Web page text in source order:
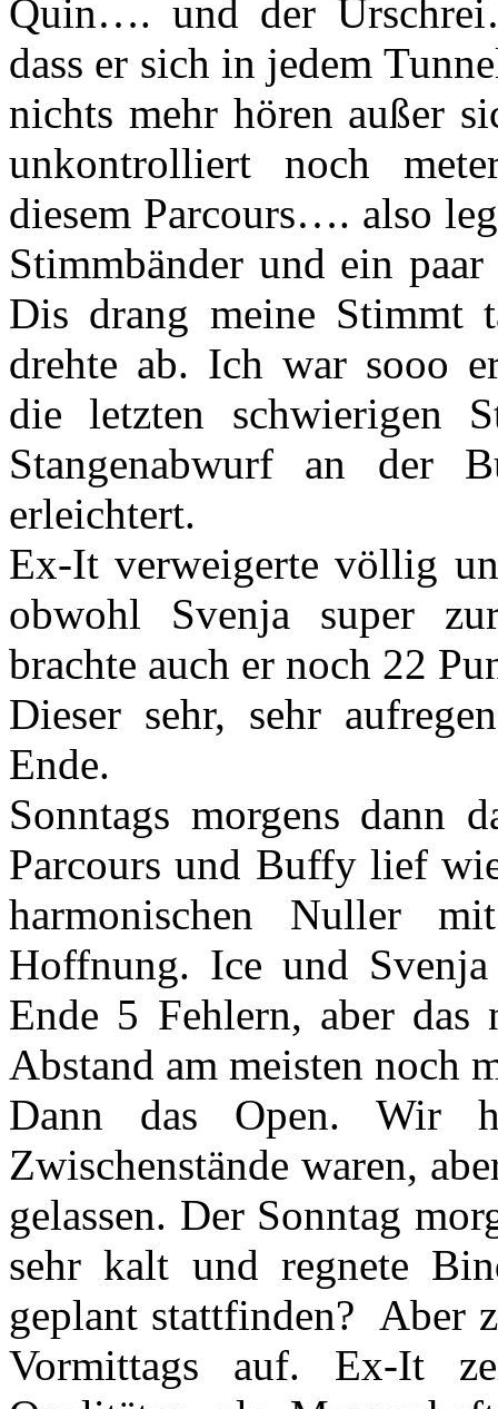
Quin…. und der
dass er sich in jedem
nichts mehr hören außer
unkontrolliert noch
diesem Parcours…. also
Stimmbänder und ein
Dis drang meine Stimmt
drehte ab. Ich war sooo
die letzten schwierigen
Stangenabwurf an der
erleichtert.
Ex-It verweigerte völlig
obwohl Svenja super
brachte auch er noch 22
Dieser sehr, sehr
Ende.
Sonntags morgens dann
Parcours und Buffy lief
harmonischen Nuller
Hoffnung. Ice und
Ende 5 Fehlern, aber das
Abstand am meisten noch
Dann das Open. Wir
Zwischenstände waren,
gelassen. Der Sonntag
sehr kalt und regnete
geplant stattfinden? Aber
Vormittags auf. Ex-It